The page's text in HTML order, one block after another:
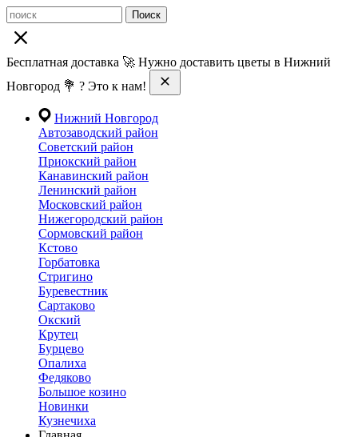
Поиск
Бесплатная доставка 🚀 Нужно доставить цветы в Нижний
Новгород 💐 ? Это к нам!
Нижний Новгород
Автозаводский район
Советский район
Приокский район
Канавинский район
Ленинский район
Московский район
Нижегородский район
Сормовский район
Кстово
Горбатовка
Стригино
Буревестник
Сартаково
Окский
Крутец
Бурцево
Опалиха
Федяково
Большое козино
Новинки
Кузнечиха